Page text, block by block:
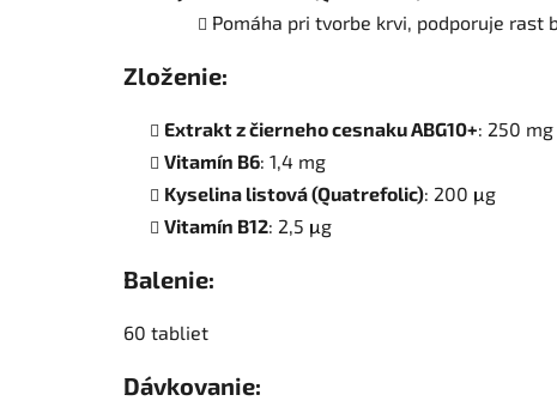
Pomáha pri tvorbe krvi, podporuje rast
Zloženie:
Extrakt z čierneho cesnaku ABG10+: 250
Vitamín B6: 1,4 mg
Kyselina listová (Quatrefolic): 200 μg
Vitamín B12: 2,5 μg
Balenie:
60 tabliet
Dávkovanie: